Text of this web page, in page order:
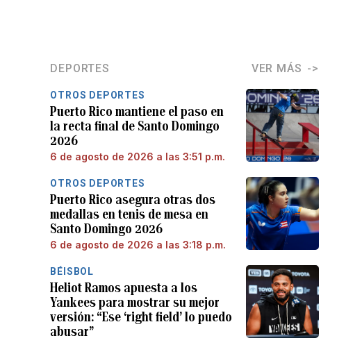
DEPORTES VER MÁS
OTROS DEPORTES
Puerto Rico mantiene el paso en
la recta final de Santo Domingo
2026
6 de agosto de 2026 a las 3:51 p.m.
OTROS DEPORTES
Puerto Rico asegura otras dos
medallas en tenis de mesa en
Santo Domingo 2026
6 de agosto de 2026 a las 3:18 p.m.
BÉISBOL
Heliot Ramos apuesta a los
Yankees para mostrar su mejor
versión: “Ese ‘right field’ lo puedo
abusar”